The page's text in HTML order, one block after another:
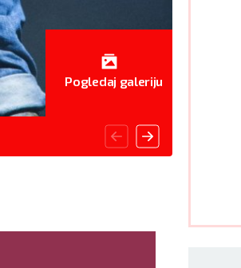
Pogledaj galeriju